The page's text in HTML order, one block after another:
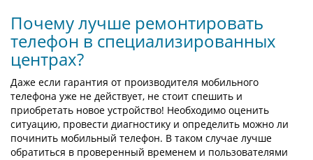
Почему лучше ремонтировать
телефон в специализированных
центрах?
Даже если гарантия от производителя мобильного
телефона уже не действует, не стоит спешить и
приобретать новое устройство! Необходимо оценить
ситуацию, провести диагностику и определить можно ли
починить мобильный телефон. В таком случае лучше
обратиться в проверенный временем и пользователями